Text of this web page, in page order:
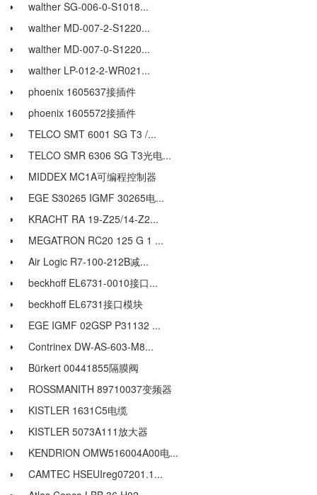
walther SG-006-0-S1018...
walther MD-007-2-S1220...
walther MD-007-0-S1220...
walther LP-012-2-WR021...
phoenix 1605637接插件
phoenix 1605572接插件
TELCO SMT 6001 SG T3 /...
TELCO SMR 6306 SG T3光电...
MIDDEX MC1A可编程控制器
EGE S30265 IGMF 30265电...
KRACHT RA 19-Z25/14-Z2...
MEGATRON RC20 125 G 1 ...
Air Logic R7-100-212B减...
beckhoff EL6731-0010接口...
beckhoff EL6731接口模块
EGE IGMF 02GSP P31132 ...
Contrinex DW-AS-603-M8...
Bürkert 00441855隔膜阀
ROSSMANITH 89710037变频器
KISTLER 1631C5电缆
KISTLER 5073A111放大器
KENDRION OMW516004A00电...
CAMTEC HSEUIreg07201.1...